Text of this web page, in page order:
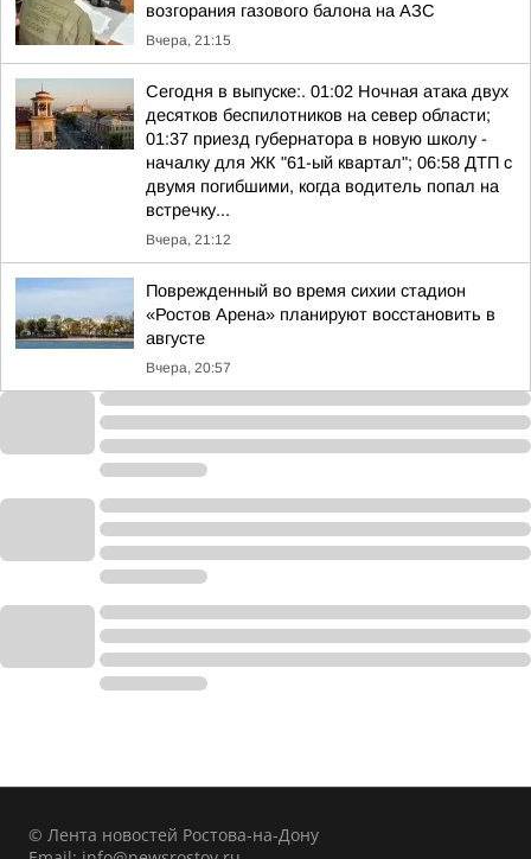
возгорания газового балона на АЗС
Вчера, 21:15
Сегодня в выпуске:. 01:02 Ночная атака двух
десятков беспилотников на север области;
01:37 приезд губернатора в новую школу -
началку для ЖК "61-ый квартал"; 06:58 ДТП с
двумя погибшими, когда водитель попал на
встречку...
Вчера, 21:12
Поврежденный во время сихии стадион
«Ростов Арена» планируют восстановить в
августе
Вчера, 20:57
© Лента новостей Ростова-на-Дону